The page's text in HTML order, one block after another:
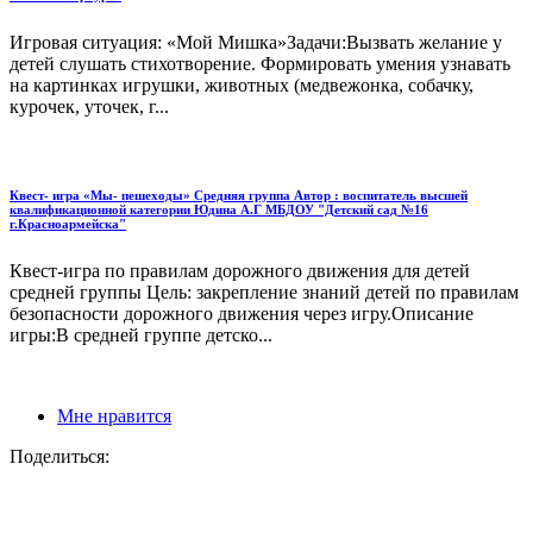
Игровая ситуация: «Мой Мишка»Задачи:Вызвать желание у
детей слушать стихотворение. Формировать умения узнавать
на картинках игрушки, животных (медвежонка, собачку,
курочек, уточек, г...
Квест- игра «Мы- пешеходы» Средняя группа Автор : воспитатель высшей
квалификационной категории Юдина А.Г МБДОУ "Детский сад №16
г.Красноармейска"
Квест-игра по правилам дорожного движения для детей
средней группы Цель: закрепление знаний детей по правилам
безопасности дорожного движения через игру.Описание
игры:В средней группе детско...
Мне нравится
Поделиться: